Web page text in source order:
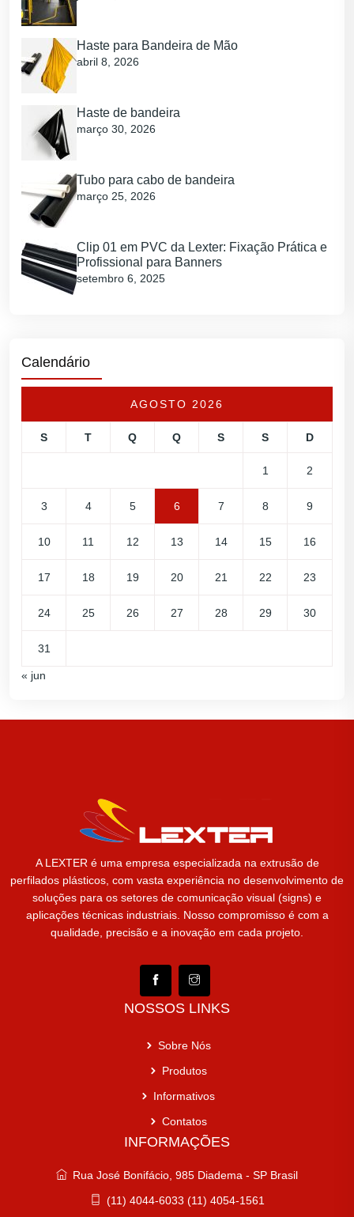
Haste para Bandeira de Mão
abril 8, 2026
Haste de bandeira
março 30, 2026
Tubo para cabo de bandeira
março 25, 2026
Clip 01 em PVC da Lexter: Fixação Prática e
Profissional para Banners
setembro 6, 2025
Calendário
AGOSTO 2026
S T Q Q S S D
1 2
3 4 5 6 7 8 9
10 11 12 13 14 15 16
17 18 19 20 21 22 23
24 25 26 27 28 29 30
31
« jun
A LEXTER é uma empresa especializada na extrusão de
perfilados plásticos, com vasta experiência no desenvolvimento de
soluções para os setores de comunicação visual (signs) e
aplicações técnicas industriais. Nosso compromisso é com a
qualidade, precisão e a inovação em cada projeto.
NOSSOS LINKS
Sobre Nós
Produtos
Informativos
Contatos
INFORMAÇÕES
Rua José Bonifácio, 985 Diadema - SP Brasil
(11) 4044-6033 (11) 4054-1561